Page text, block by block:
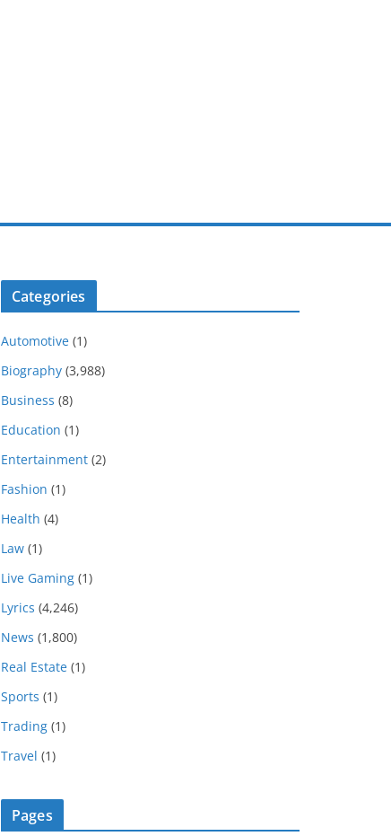
Categories
Automotive (1)
Biography (3,988)
Business (8)
Education (1)
Entertainment (2)
Fashion (1)
Health (4)
Law (1)
Live Gaming (1)
Lyrics (4,246)
News (1,800)
Real Estate (1)
Sports (1)
Trading (1)
Travel (1)
Pages